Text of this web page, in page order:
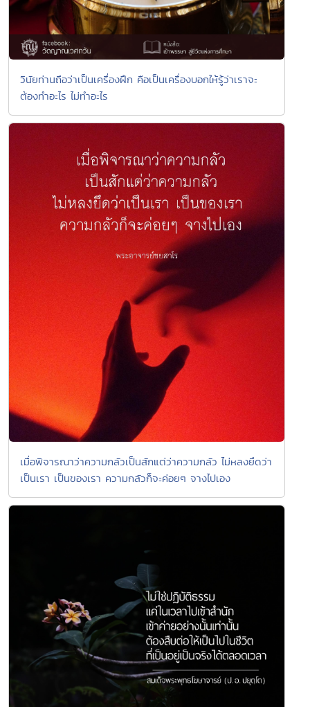
วินัยท่านถือว่าเป็นเครื่องฝึก คือเป็นเครื่องบอกให้รู้ว่าเราจะ
ต้องทำอะไร ไม่ทำอะไร
เมื่อพิจารณาว่าความกลัวเป็นสักแต่ว่าความกลัว ไม่หลงยึดว่า
เป็นเรา เป็นของเรา ความกลัวก็จะค่อยๆ จางไปเอง